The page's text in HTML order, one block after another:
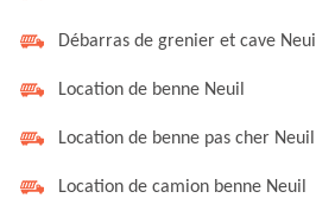
Débarras de grenier et cave Neuil
Location de benne Neuil
Location de benne pas cher Neuil
Location de camion benne Neuil